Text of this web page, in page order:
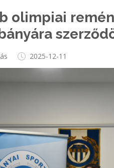
olimpiai
2025-12-11